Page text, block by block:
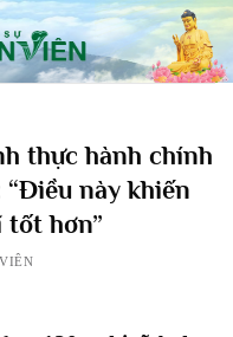
thực hành chính
này khiến
hơn”